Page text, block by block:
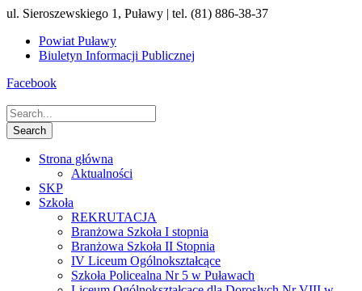
ul. Sieroszewskiego 1, Puławy | tel. (81) 886-38-37
Powiat Puławy
Biuletyn Informacji Publicznej
Facebook
Strona główna
Aktualności
SKP
Szkoła
REKRUTACJA
Branżowa Szkoła I stopnia
Branżowa Szkoła II Stopnia
IV Liceum Ogólnokształcące
Szkoła Policealna Nr 5 w Puławach